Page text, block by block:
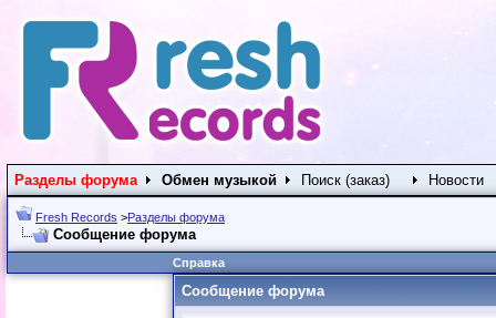
Разделы форума Обмен музыкой Поиск (заказ) Новости
Fresh Records >Разделы форума
Сообщение форума
Справка
Сообщение форума